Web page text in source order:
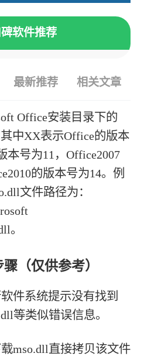
碑软件推荐
最新推荐 相关文章
Office安装目录下的
中XX表示Office的版本
本号为11，Office2007
的版本号为14。例
文件路径为：
。
（仅供参考）
件系统提示没有找到
等类似错误信息。
mso.dll直接拷贝该文件